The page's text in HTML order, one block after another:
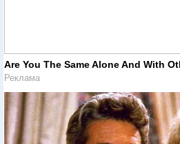
Are You The Same Alone And With
Реклама